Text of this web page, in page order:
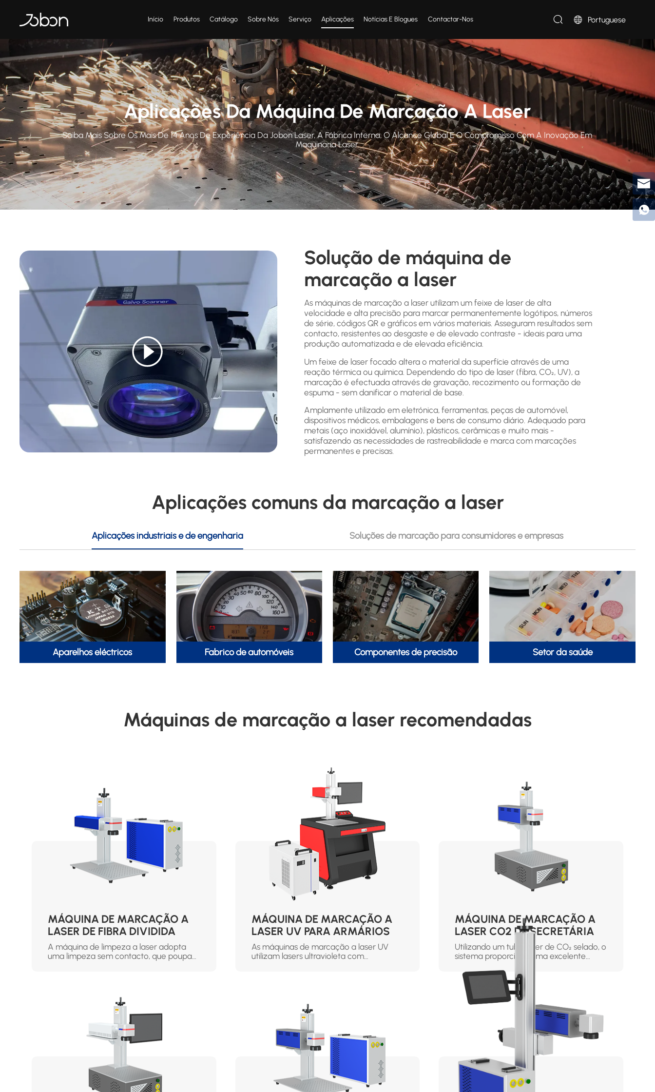
Início Produtos Catálogo Sobre Nós Serviço Aplicações Notícias E Blogues Contactar-Nos Portuguese
Aplicações Da Máquina De Marcação A Laser
Saiba Mais Sobre Os Mais De 14 Anos De Experiência Da Jobon Laser, A Fábrica Interna, O Alcance Global E O Compromisso Com A Inovação Em
Maquinaria Laser.
Solução de máquina de
marcação a laser
As máquinas de marcação a laser utilizam um feixe de laser de alta
velocidade e alta precisão para marcar permanentemente logótipos, números
de série, códigos QR e gráficos em vários materiais. Asseguram resultados sem
contacto, resistentes ao desgaste e de elevado contraste - ideais para uma
produção automatizada e de elevada eficiência.
Um feixe de laser focado altera o material da superfície através de uma
reação térmica ou química. Dependendo do tipo de laser (fibra, CO₂, UV), a
marcação é efectuada através de gravação, recozimento ou formação de
espuma - sem danificar o material de base.
Amplamente utilizado em eletrónica, ferramentas, peças de automóvel,
dispositivos médicos, embalagens e bens de consumo diário. Adequado para
metais (aço inoxidável, alumínio), plásticos, cerâmicas e muito mais -
satisfazendo as necessidades de rastreabilidade e marca com marcações
permanentes e precisas.
Aplicações comuns da marcação a laser
Aplicações industriais e de engenharia Soluções de marcação para consumidores e empresas
Aparelhos eléctricos Fabrico de automóveis Componentes de precisão Setor da saúde
Máquinas de marcação a laser recomendadas
MÁQUINA DE MARCAÇÃO A
LASER DE FIBRA DIVIDIDA
A máquina de limpeza a laser adopta
uma limpeza sem contacto, que poupa
MÁQUINA DE MARCAÇÃO A
LASER UV PARA ARMÁRIOS
As máquinas de marcação a laser UV
utilizam lasers ultravioleta com
particularmente adequadas para
aplicações que envolvem materiais
sensíveis ao calor ou que requerem um
processamento fino.
MÁQUINA DE MARCAÇÃO A
LASER CO2 DE SECRETÁRIA
Utilizando um tubo laser de CO₂ selado, o
sistema proporciona uma excelente
eficiência de conversão electro-ótica.
Quer seja utilizada em madeira, acrílico,
couro, papel ou vidro, a máquina
assegura uma gravação suave,
velocidades de marcação rápidas e
resultados claros com um consumo
mínimo de energia. O seu design de
secretária integrado torna-a compacta
e economiza espaço, sendo ideal para
pequenas oficinas ou ambientes de
produção a retalho. Com acessórios
rotativos opcionais e sistemas de
arrefecimento a ar ou a água, este